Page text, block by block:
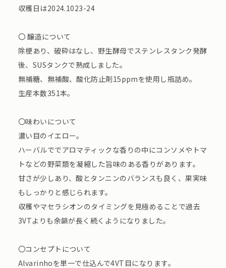
収穫日は2024.1023-24
〇 醸造について
除梗あり、破砕はなし、野生酵母でステンレスタンク発酵
後、SUSタンクで熟成しました。
無補糖、無補酸、酸化防止剤15ppmを使用し瓶詰め。
生産本数351本。
〇味わいについて
濃い目のイエロー。
ハーバルででアロマティックな香りの中にコンソメやトマ
トなどの野菜類を凝縮した旨味のある香りがあります。
甘さが少しあり、酸とタンニンのバランスも良く、果実味
もしっかりと感じられます。
収穫やマセラシオンのタイミングを見極めることで過去
3VTよりも余韻が長く続くようになりました。
〇コンセプトについて
Alvarinhoを単一で仕込んで4VT目になります。